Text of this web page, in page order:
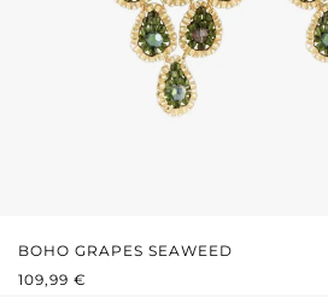
BOHO GRAPES SEAWEED
PRIX RÉGULIER :
109,99 €